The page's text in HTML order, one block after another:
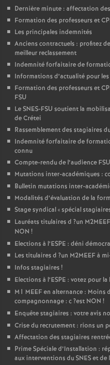
Dernière minute : affectation
Formation des professeurs et
Les principales indemnités
Anciens contractuels : profitez
meilleur reclassement
Indemnité forfaitaire de
Informations d’actualité pour
Formation des professeurs et
FSU
LeSNES-FSU soutient la
de Crétei
Rassemblement des stagiaires
Indemnité forfaitaire de
connu
Compte-rendu de l’audience FSU
Mutations inter-académiques :
Bulletin mutations inter-
Modalités d’évaluation de la
Stage syndical «spécial
Lauréats titulaires d ?un M2MEEF
NON !
Elections à l’ESPE : déni
Les titulaires d ?un M2MEEFà
Infos stagiaires !
Elections à l’ESPE : votez pour
M1 MEEFen alternance : Moins
compagnonnage : c?est NON !
Enquête stagiaires : votre avis
Crise du recrutement : rions un
Affectation des stagiaires
Prime Spéciale d’Installation :
aux interventions duSNESet de